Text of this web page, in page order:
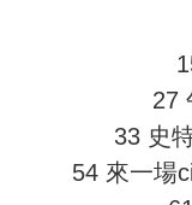
27
33 史
54 來一場